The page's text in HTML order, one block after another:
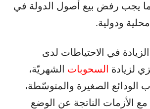
يجب رفض بيع أصول الدولة في
ودولية.
في الاحتياطات لدى
لزيادة السحوبات الشهريّة،
الصغيرة والمتوسّطة،
الأزمات الناتجة عن الوضع